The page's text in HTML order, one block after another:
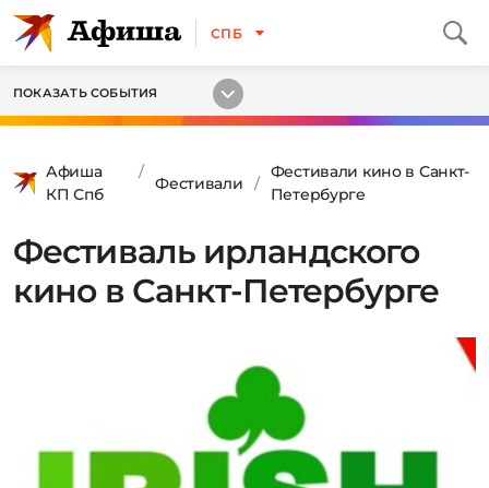
СПБ
ПОКАЗАТЬ СОБЫТИЯ
Афиша
КП Спб
Фестивали
Фестивали кино в Санкт-
Петербурге
Фестиваль ирландского
кино в Санкт-Петербурге